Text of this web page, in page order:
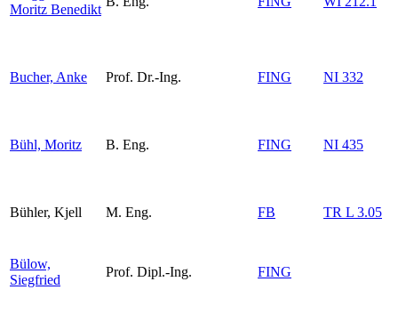
Moritz Benedikt
Bucher, Anke Prof. Dr.-Ing. FING NI 332
Bühl, Moritz B. Eng. FING NI 435
Bühler, Kjell M. Eng. FB TR L 3.05
Bülow,
Siegfried
Prof. Dipl.-Ing. FING